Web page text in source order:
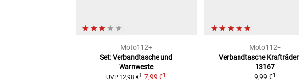
Moto112+
Set: Verbandtasche und
Warnweste
UVP 12,98 €3 7,99 €1
Moto112+
Verbandtasche Krafträder
13167
9,99 €1